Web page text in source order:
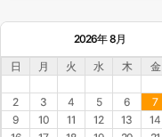
2026年 8月
日 月 火 水 木 金
2
3 4 5 6 7
9
10 11 12 13 14